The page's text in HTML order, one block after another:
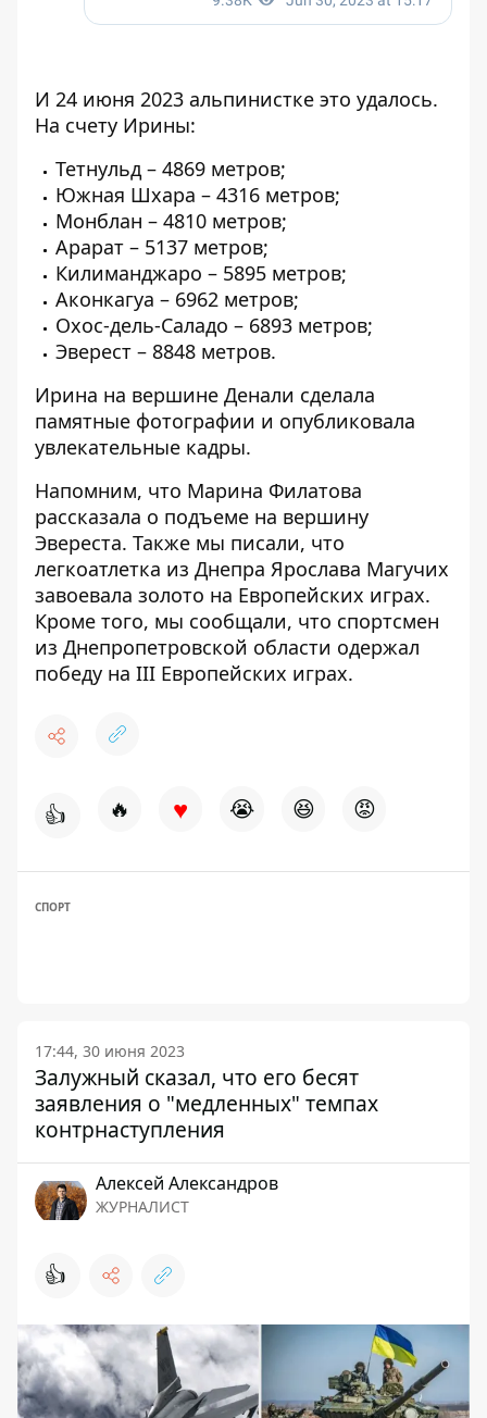
И 24 июня 2023 альпинистке это удалось.
На счету Ирины:
Тетнульд – 4869 метров;
Южная Шхара – 4316 метров;
Монблан – 4810 метров;
Арарат – 5137 метров;
Килиманджаро – 5895 метров;
Аконкагуа – 6962 метров;
Охос-дель-Саладо – 6893 метров;
Эверест – 8848 метров.
Ирина на вершине Денали сделала
памятные фотографии и опубликовала
увлекательные кадры.
Напомним, что Марина Филатова
рассказала о подъеме на вершину
Эвереста. Также мы писали, что
легкоатлетка из Днепра Ярослава Магучих
завоевала золото на Европейских играх.
Кроме того, мы сообщали, что спортсмен
из Днепропетровской области одержал
победу на III Европейских играх.
👍 🔥 ♥ 😭 😆 😡
СПОРТ
17:44, 30 июня 2023
Залужный сказал, что его бесят
заявления о "медленных" темпах
контрнаступления
Алексей Александров
ЖУРНАЛИСТ
👍